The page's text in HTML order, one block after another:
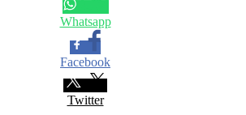
Whatsapp
Facebook
Twitter